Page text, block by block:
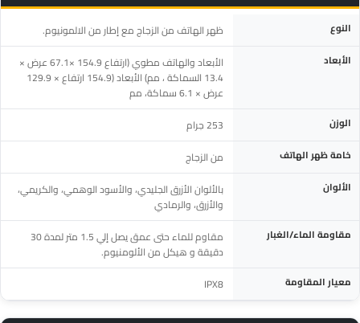
المواصفة
النوع ظهر الهاتف من الزجاج مع إطار من الالمونيوم.
الأبعاد
الأبعاد والهاتف مطوي (ارتفاع 154.9 ×67.1 عرض ×
13.4‎ السماكة ، مم) الأبعاد (154.9 ارتفاع × 129.9
عرض × 6.1‎ سماكة، مم
الوزن 253‎ جرام
خامة ظهر الهاتف من الزجاج
الألوان
بالألوان الأزرق الجليدي، والأسود الوهمي، والكريمي،
والأزرق، والرمادي
مقاومة الماء/الغبار
مقاوم للماء حتى عمق يصل إلي 1.5 متر لمدة 30
دقيقة و هيكل من الألومنيوم.
معيار المقاومة IPX8